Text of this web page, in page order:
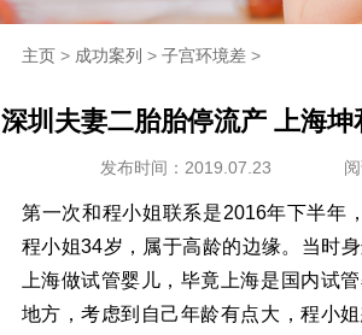
主页> 成功案列 > 子宫环境差>
深圳夫妻二胎胎停流产 上海
发布时间：2019.07.23
第一次和程小姐联系是2016年下半年
程小姐34岁，属于高龄的边缘。当时
上海做试管婴儿，毕竟上海是国内试
地方，考虑到自己年龄有点大，程小